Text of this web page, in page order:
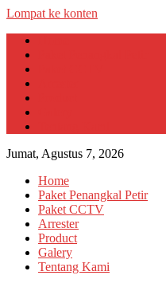
Lompat ke konten
Jumat, Agustus 7, 2026
Home
Paket Penangkal Petir
Paket CCTV
Arrester
Product
Galery
Tentang Kami